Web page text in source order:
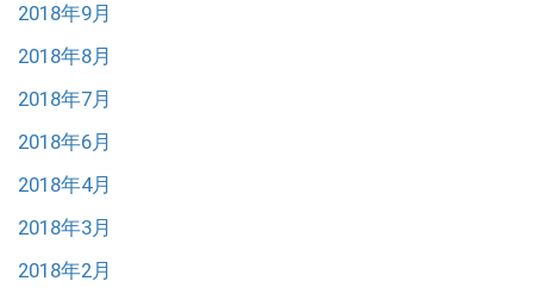
2018年9月
2018年8月
2018年7月
2018年6月
2018年4月
2018年3月
2018年2月